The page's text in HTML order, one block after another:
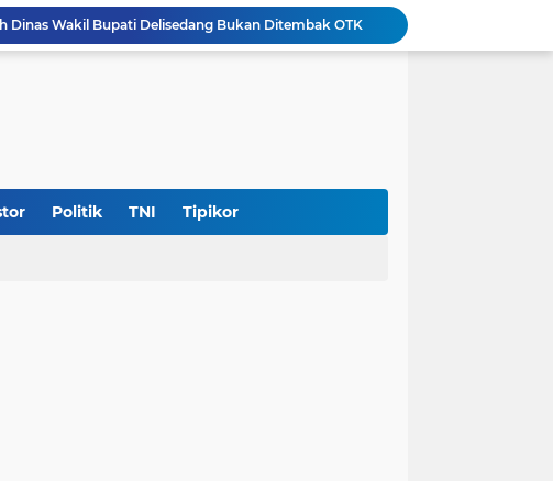
Dinas Wakil Bupati Delisedang Bukan Ditembak OTK
Panjang, Polresta Deliserdang Gatur di Sejumlah SPBU
Diduga Cemarkan Nama Baik, Seorang Pengacara dan Konten Kreator Dilaporkan ke Polrestabes Medan
Politik TNI Tipikor